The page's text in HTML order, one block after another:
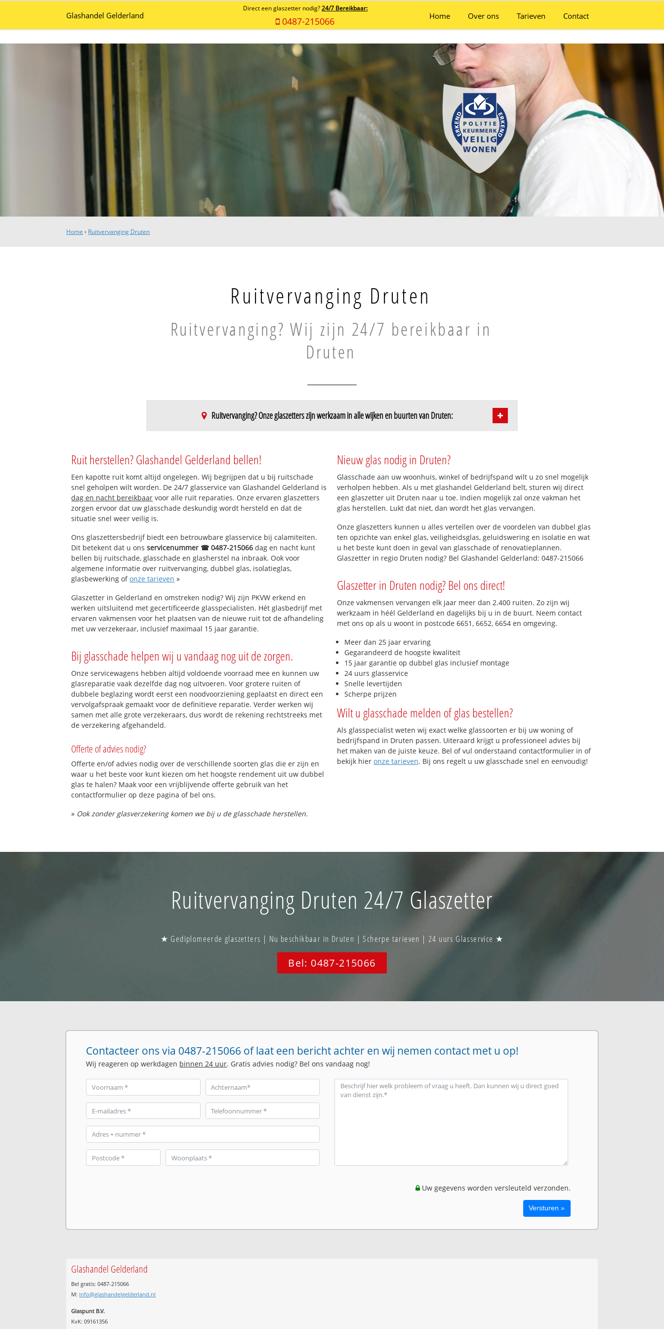
Glashandel Gelderland
Direct een glaszetter nodig? 24/7 Bereikbaar:
0487-215066 Home Over ons Tarieven Contact
Home › Ruitvervanging Druten
Ruitvervanging Druten
Ruitvervanging? Wij zijn 24/7 bereikbaar in
Druten
Ruitvervanging? Onze glaszetters zijn werkzaam in alle wijken en buurten van Druten:
Druten Zuid
Druten Bouwing
Druten Westerhout
Drutense Waarden
Ruit herstellen? Glashandel Gelderland bellen!
Een kapotte ruit komt altijd ongelegen. Wij begrijpen dat u bij ruitschade
snel geholpen wilt worden. De 24/7 glasservice van Glashandel Gelderland is
dag en nacht bereikbaar voor alle ruit reparaties. Onze ervaren glaszetters
zorgen ervoor dat uw glasschade deskundig wordt hersteld en dat de
situatie snel weer veilig is.
Ons glaszettersbedrijf biedt een betrouwbare glasservice bij calamiteiten.
Dit betekent dat u onsservicenummer ☎ 0487-215066 dag en nacht kunt
bellen bij ruitschade, glasschade en glasherstel na inbraak. Ook voor
algemene informatie over ruitvervanging, dubbel glas, isolatieglas,
glasbewerking ofonze tarieven »
Glaszetter in Gelderland en omstreken nodig? Wij zijn PKVW erkend en
werken uitsluitend met gecertificeerde glasspecialisten. Hét glasbedrijf met
ervaren vakmensen voor het plaatsen van de nieuwe ruit tot de afhandeling
met uw verzekeraar, inclusief maximaal 15 jaar garantie.
Bij glasschade helpen wij u vandaag nog uit de zorgen.
Onze servicewagens hebben altijd voldoende voorraad mee en kunnen uw
glasreparatie vaak dezelfde dag nog uitvoeren. Voor grotere ruiten of
dubbele beglazing wordt eerst een noodvoorziening geplaatst en direct een
vervolgafspraak gemaakt voor de definitieve reparatie. Verder werken wij
samen met alle grote verzekeraars, dus wordt de rekening rechtstreeks met
de verzekering afgehandeld.
Offerte of advies nodig?
Offerte en/of advies nodig over de verschillende soorten glas die er zijn en
waar u het beste voor kunt kiezen om het hoogste rendement uit uw dubbel
glas te halen? Maak voor een vrijblijvende offerte gebruik van het
contactformulier op deze pagina of bel ons.
» Ook zonder glasverzekering komen we bij u de glasschade herstellen.
Nieuw glas nodig in Druten?
Glasschade aan uw woonhuis, winkel of bedrijfspand wilt u zo snel mogelijk
verholpen hebben. Als u met glashandel Gelderland belt, sturen wij direct
een glaszetter uit Druten naar u toe. Indien mogelijk zal onze vakman het
glas herstellen. Lukt dat niet, dan wordt het glas vervangen.
Onze glaszetters kunnen u alles vertellen over de voordelen van dubbel glas
ten opzichte van enkel glas, veiligheidsglas, geluidswering en isolatie en wat
u het beste kunt doen in geval van glasschade of renovatieplannen.
Glaszetter in regio Druten nodig? Bel Glashandel Gelderland: 0487-215066
Glaszetter in Druten nodig? Bel ons direct!
Onze vakmensen vervangen elk jaar meer dan 2.400 ruiten. Zo zijn wij
werkzaam in héél Gelderland en dagelijks bij u in de buurt. Neem contact
met ons op als u woont in postcode 6651, 6652, 6654 en omgeving.
Meer dan 25 jaar ervaring
Gegarandeerd de hoogste kwaliteit
15 jaar garantie op dubbel glas inclusief montage
24 uurs glasservice
Snelle levertijden
Scherpe prijzen
Wilt u glasschade melden of glas bestellen?
Als glasspecialist weten wij exact welke glassoorten er bij uw woning of
bedrijfspand in Druten passen. Uiteraard krijgt u professioneel advies bij
het maken van de juiste keuze. Bel of vul onderstaand contactformulier in of
bekijk hier onze tarieven. Bij ons regelt u uw glasschade snel en eenvoudig!
Ruitvervanging Druten 24/7 Glaszetter
★ Gediplomeerde glaszetters | Nu beschikbaar in Druten | Scherpe tarieven | 24 uurs Glasservice ★
Bel: 0487-215066
Contacteer ons via 0487-215066 of laat een bericht achter en wij nemen contact met u op!
Wij reageren op werkdagen binnen 24 uur. Gratis advies nodig? Bel ons vandaag nog!
Uw gegevens worden versleuteld verzonden.
Glashandel Gelderland
Bel gratis: 0487-215066
M: info@glashandelgelderland.nl
Glaspunt B.V.
KvK: 09161356